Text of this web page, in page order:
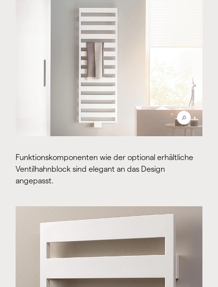
Funktionskomponenten wie der optional erhältliche
Ventilhahnblock sind elegant an das Design
angepasst.